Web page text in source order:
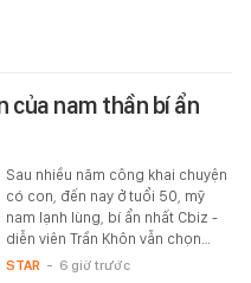
của nam thần bí ẩn
Sau nhiều năm công khai chuyện
có con, đến nay ở tuổi 50, mỹ
nam lạnh lùng, bí ẩn nhất Cbiz -
diễn viên Trần Khôn vẫn chọn…
STAR - 6 giờ trước